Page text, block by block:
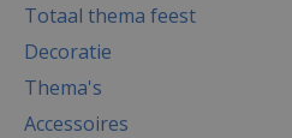
Totaal thema feest
Decoratie
Thema's
Accessoires